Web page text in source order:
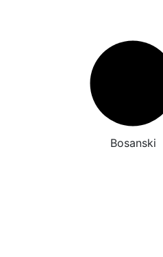
Bosanski